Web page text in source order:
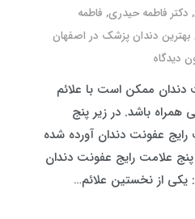
, دکتر فاطمه حیدری, فاطمه
دندان پزشک در اصفهان
دیدگاه
دندان ممکن است با علائم
همراه باشد. در زیر پنج
رایج عفونت دندان آورده شده
علامت رایج عفونت دندان